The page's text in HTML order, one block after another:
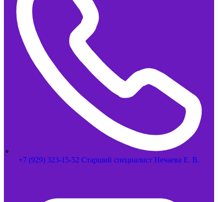
+7 (929) 323-15-52 Старший специалист Нечаева Е. В.